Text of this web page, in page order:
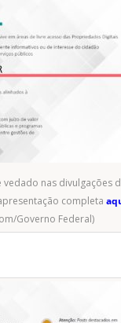
nas divulgações
completa
Governo Federal)